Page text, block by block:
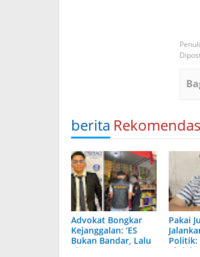
berita
Advokat Bongkar
Kejanggalan: ‘ES
Bukan Bandar, Lalu
Siapa Bos
Pakai
Politik:
Aktivis